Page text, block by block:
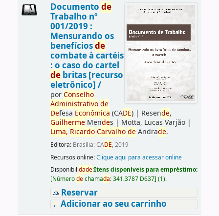
Documento de
Trabalho nº
001/2019 :
Mensurando os
benefíciosde
combate à cartéis
: o caso do cartel
debritas [recurso
eletrônico] /
porConselho
Administrativo de
Defesa Econômica (CADE)| Resende,
GuilhermeMendes | Motta, Lucas Varjão|
Lima, Ricardo Carvalho deAndrade.
Editora: Brasília: CADE, 2019
Recursos online:Clique aqui para acessar online
Disponibilidade:Itens disponíveis para empréstimo:
[Númerodechamada:341.3787 D637] (1).
Reservar
Adicionar ao seu carrinho